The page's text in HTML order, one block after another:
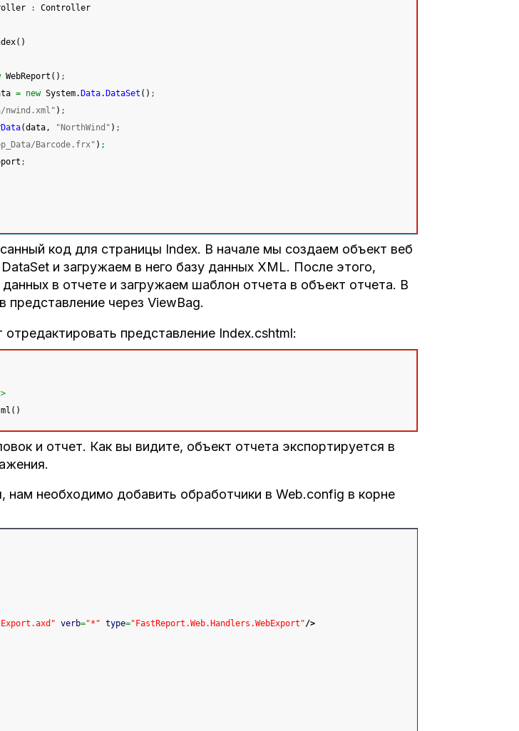
:
Controller
( )
WebReport ( ) ;
= new System. Data. DataSet ( ) ;
nwind.xml" ) ;
(data, "NorthWind" ) ;
Barcode.frx" ) ;
;
код для страницы Index. В начале мы создаем объект веб
и загружаем в него базу данных XML. После этого,
данных в отчете и загружаем шаблон отчета в объект отчета. В
представление через ViewBag.
представление Index.cshtml:
>
и отчет. Как вы видите, объект отчета экспортируется в
нам необходимо добавить обработчики в Web.config в корне
verb="*" type="FastReport.Web.Handlers.WebExport"/>